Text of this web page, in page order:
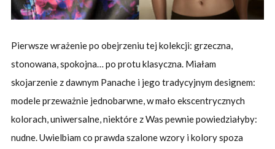
Pierwsze wrażenie po obejrzeniu tej kolekcji: grzeczna,
stonowana, spokojna… po protu klasyczna. Miałam
skojarzenie z dawnym Panache i jego tradycyjnym designem:
modele przeważnie jednobarwne, w mało ekscentrycznych
kolorach, uniwersalne, niektóre z Was pewnie powiedziałyby:
nudne. Uwielbiam co prawda szalone wzory i kolory spoza